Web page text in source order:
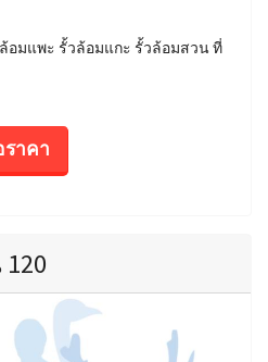
อมแพะ รั้วล้อมแกะ รั้วล้อมสวน ที่
าคา